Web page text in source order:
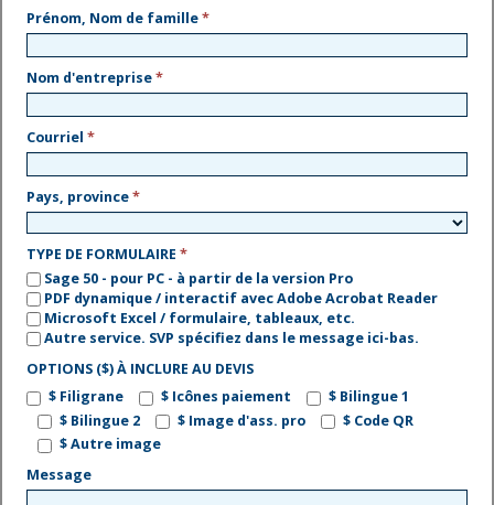
Prénom, Nom de famille*
Nom d'entreprise*
Courriel *
Pays, province*
TYPE DE FORMULAIRE *
Sage 50 - pour PC - à partir de la version Pro
PDF dynamique / interactif avec Adobe Acrobat Reader
Microsoft Excel / formulaire, tableaux, etc.
Autre service. SVP spécifiez dans le message ici-bas.
OPTIONS ($) À INCLURE AU DEVIS
$ Filigrane
$ Icônes paiement
$ Bilingue 1
$ Bilingue 2
$ Image d'ass. pro
$ Code QR
$ Autre image
Message